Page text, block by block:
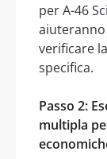
per A-46
verificare
specifica.
Passo 2:
multipla